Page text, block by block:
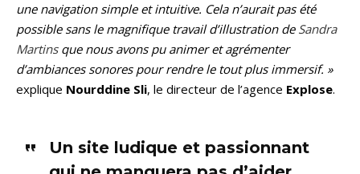
une navigation simple et intuitive. Cela n’aurait pas été
possible sans le magnifique travail d’illustration de Sandra
Martinsque nous avons pu animer et agrémenter
d’ambiances sonores pour rendre le tout plus immersif. »
explique Nourddine Sli, le directeur de l’agence Explose.
Un site ludique et passionnant